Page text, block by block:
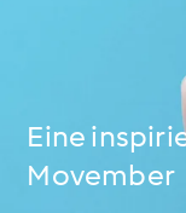
Eine
Movember